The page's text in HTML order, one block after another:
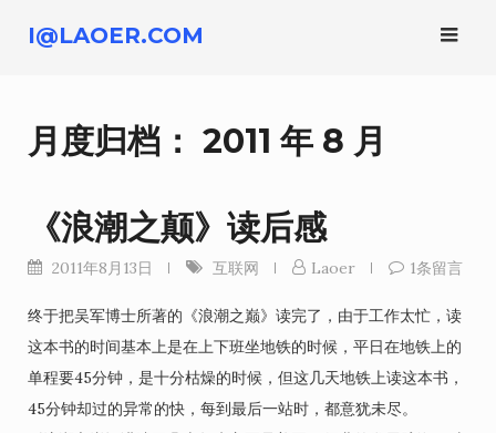
I@LAOER.COM
月度归档： 2011 年 8 月
《浪潮之颠》读后感
2011年8月13日 互联网 Laoer 1条留言
终于把吴军博士所著的《浪潮之巅》读完了，由于工作太忙，读
这本书的时间基本上是在上下班坐地铁的时候，平日在地铁上的
单程要45分钟，是十分枯燥的时候，但这几天地铁上读这本书，
45分钟却过的异常的快，每到最后一站时，都意犹未尽。